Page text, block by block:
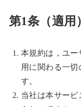
第1条（適用
本規約は，ユー
用に関わる一切
す。
当社は本サー